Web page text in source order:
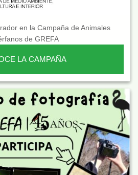
en la Campaña de Animales
de GREFA
LA CAMPAÑA